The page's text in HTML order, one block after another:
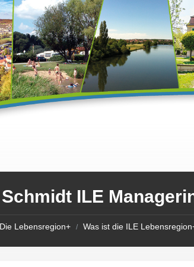
ILE
Die Lebensregion+ / Was ist die ILE